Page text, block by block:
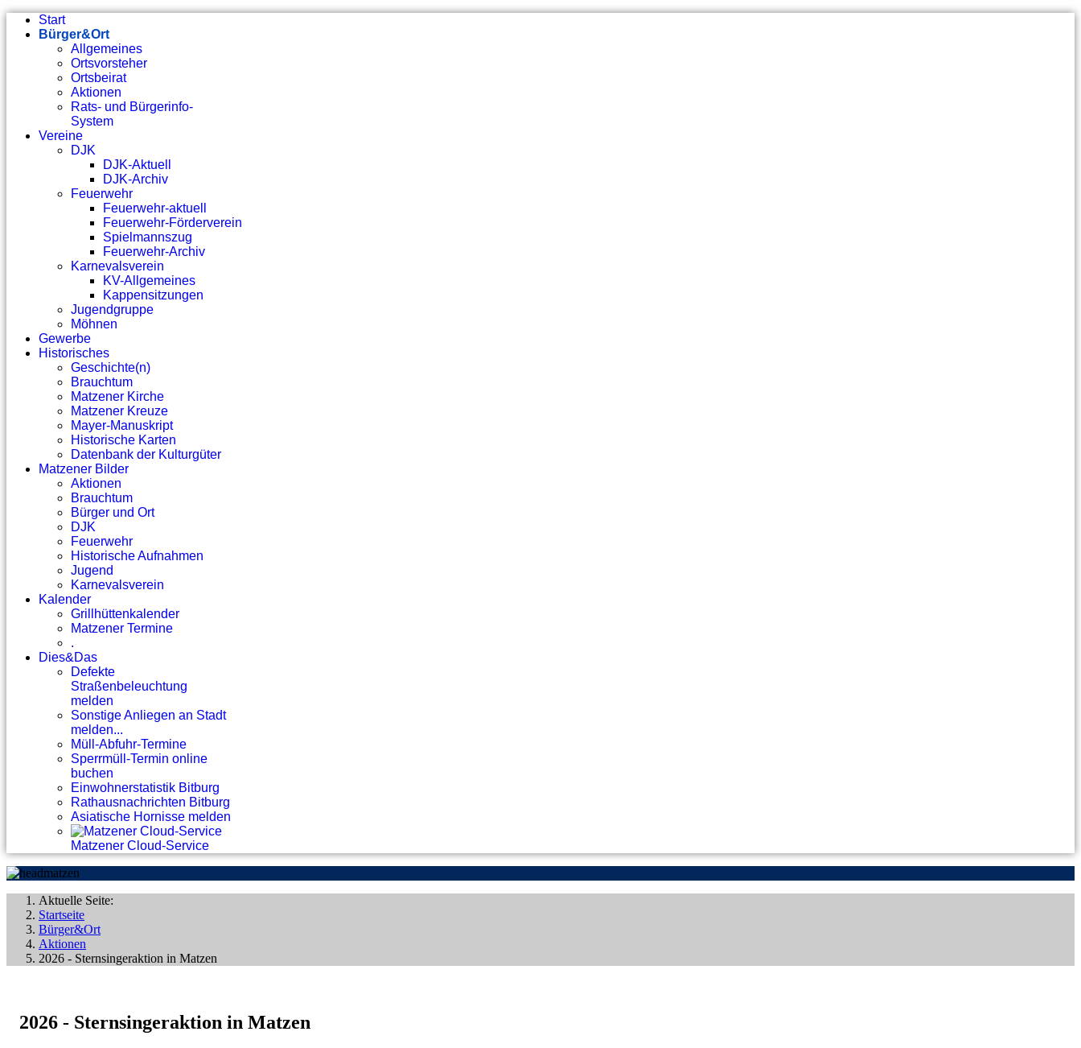
Start
Bürger&Ort
Allgemeines
Ortsvorsteher
Ortsbeirat
Aktionen
Rats- und Bürgerinfo-
System
Vereine
DJK
DJK-Aktuell
DJK-Archiv
Feuerwehr
Feuerwehr-aktuell
Feuerwehr-Förderverein
Spielmannszug
Feuerwehr-Archiv
Karnevalsverein
KV-Allgemeines
Kappensitzungen
Jugendgruppe
Möhnen
Gewerbe
Historisches
Geschichte(n)
Brauchtum
Matzener Kirche
Matzener Kreuze
Mayer-Manuskript
Historische Karten
Datenbank der Kulturgüter
Matzener Bilder
Aktionen
Brauchtum
Bürger und Ort
DJK
Feuerwehr
Historische Aufnahmen
Jugend
Karnevalsverein
Kalender
Grillhüttenkalender
Matzener Termine
.
Dies&Das
Defekte
Straßenbeleuchtung
melden
Sonstige Anliegen an Stadt
melden...
Müll-Abfuhr-Termine
Sperrmüll-Termin online
buchen
Einwohnerstatistik Bitburg
Rathausnachrichten Bitburg
Asiatische Hornisse melden
Matzener Cloud-Service
Aktuelle Seite:
Startseite
Bürger&Ort
Aktionen
2026 - Sternsingeraktion in Matzen
2026 - Sternsingeraktion in Matzen